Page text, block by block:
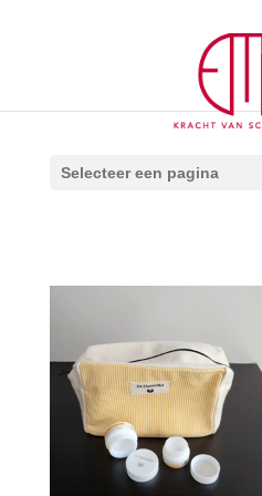
Selecteer een pagina